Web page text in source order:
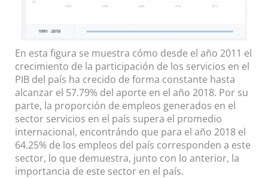
En esta figura se muestra cómo desde el año 2011 el
crecimiento de la participación de los servicios en el
PIB del país ha crecido de forma constante hasta
alcanzar el 57.79% del aporte en el año 2018. Por su
parte, la proporción de empleos generados en el
sector servicios en el país supera el promedio
internacional, encontrándo que para el año 2018 el
64.25% de los empleos del país corresponden a este
sector, lo que demuestra, junto con lo anterior, la
importancia de este sector en el país.